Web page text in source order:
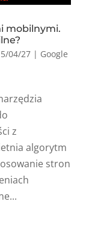
mobilnymi.
04/27 | Google
z
algorytm
stron